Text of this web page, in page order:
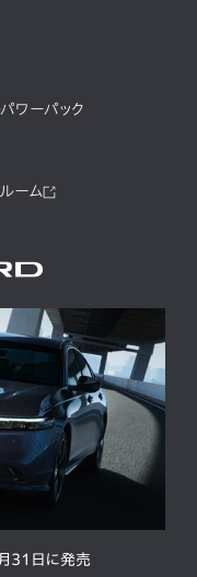
ワーパック
ーム
31日に発売